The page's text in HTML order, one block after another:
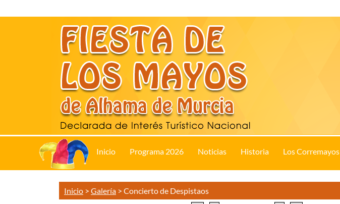
Inicio Programa 2026 Noticias Historia Los Corremayos
Inicio > Galería > Concierto de Despistaos